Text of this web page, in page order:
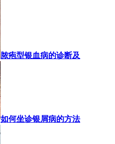
脓疱型银血病的诊断及
如何坐诊银屑病的方法